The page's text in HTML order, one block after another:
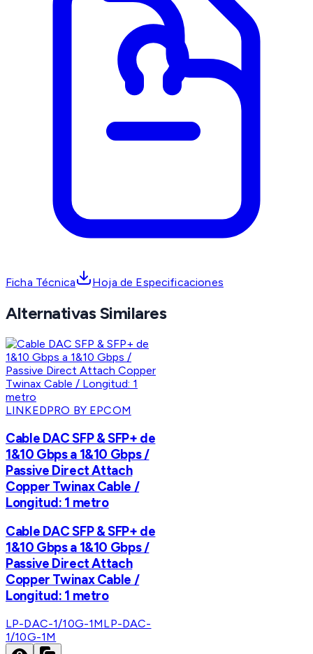
Ficha Técnica Hoja de Especificaciones
Alternativas Similares
LINKEDPRO BY EPCOM
Cable DAC SFP & SFP+ de
1&10 Gbps a 1&10 Gbps /
Passive Direct Attach
Copper Twinax Cable /
Longitud: 1 metro
Cable DAC SFP & SFP+ de
1&10 Gbps a 1&10 Gbps /
Passive Direct Attach
Copper Twinax Cable /
Longitud: 1 metro
LP-DAC-1/10G-1MLP-DAC-
1/10G-1M